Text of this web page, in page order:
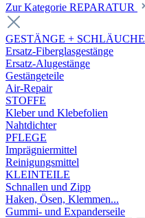
Zur Kategorie REPARATUR
GESTÄNGE + SCHLÄUCHE
Ersatz-Fiberglasgestänge
Ersatz-Alugestänge
Gestängeteile
Air-Repair
STOFFE
Kleber und Klebefolien
Nahtdichter
PFLEGE
Imprägniermittel
Reinigungsmittel
KLEINTEILE
Schnallen und Zipp
Haken, Ösen, Klemmen...
Gummi- und Expanderseile